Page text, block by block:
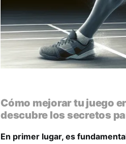
Cómo mejorar tu juego
descubre los secretos
En primer lugar, es